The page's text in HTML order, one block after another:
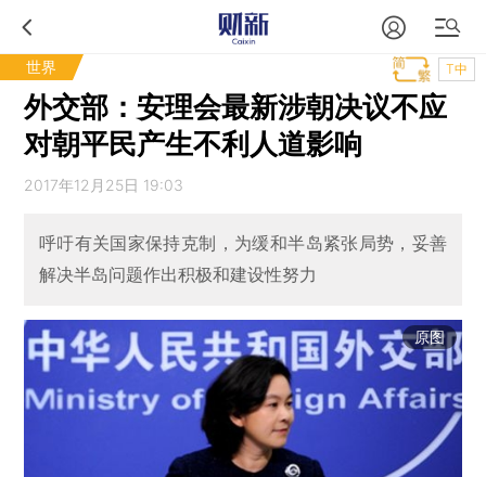
世界 T中
外交部：安理会最新涉朝决议不应
对朝平民产生不利人道影响
2017年12月25日 19:03
呼吁有关国家保持克制，为缓和半岛紧张局势，妥善
解决半岛问题作出积极和建设性努力
原图